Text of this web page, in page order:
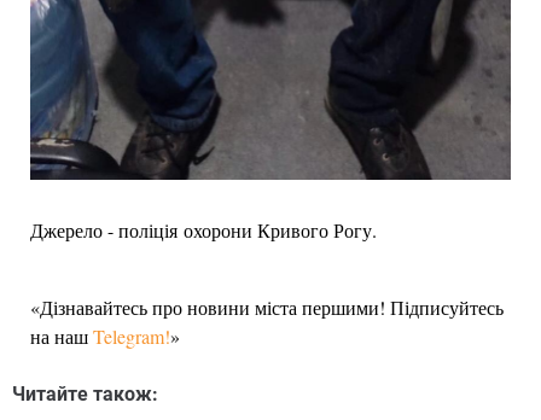
Джерело - поліція охорони Кривого Рогу.
«Дізнавайтесь про новини міста першими! Підписуйтесь
на нашTelegram!»
Читайте також: